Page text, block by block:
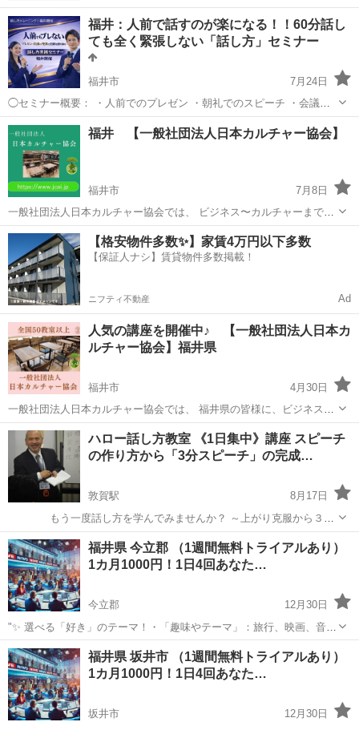
福井：人前で話すのが楽になる！！60分話し
ても全く緊張しない「話し方」セミナー
福井市
7月24日
◯セミナー概要： ・人前でのプレゼン ・朝礼でのスピーチ ・会議で
の発言 人前で話すときに、緊張して声が震えたり、体が固くなった
り、言いたいことが飛んでしまったりすることはありませんか？ これ
まで、人前で話...
福井 福井市 話し方 あがり症
福井 【一般社団法人日本カルチャー協会】
福井市
7月8日
一般社団法人日本カルチャー協会では、 ビジネス〜カルチャーまで、
福井の皆様に、 オンラインやオフラインの 様々な分野の講師が講座を
開講しております。 ◆【講座のご案内】 一般社団法人日本カルチャー
協会の ...
福井 福井市 生活知識 カルチャー
【格安物件多数✨】家賃4万円以下多数
【保証人ナシ】賃貸物件多数掲載！
ニフティ不動産 Ad
人気の講座を開催中♪ 【一般社団法人日本カ
ルチャー協会】福井県
福井市
4月30日
一般社団法人日本カルチャー協会では、 福井県の皆様に、ビジネス〜
カルチャーまで、様々な講座をオンライン・オフラインで開催してお
ります。 下記のURLをクリックすると、日程などの詳細情報を見るこ
とができ、 24時間ご予約...
福井 福井市 生活知識 オンライン
ハロー話し方教室 《1日集中》講座 スピーチ
の作り方から「3分スピーチ」の完成…
敦賀駅
8月17日
もう一度話し方を学んでみませんか？ ～上がり克服から３分
スピーチ作成法ま指導いたします～ ハロー話し方教室では下のイラス
ト図にあるように「解説→実習」を「わかるまで、できるまで」何回
も繰り返します。 結果、...
福井 敦賀市 敦賀駅 話し方 会議室
福井県 今立郡 （1週間無料トライアルあり）
1カ月1000円！1日4回あなた…
今立郡
12月30日
"✨ 選べる「好き」のテーマ！・「趣味やテーマ」：旅行、映画、音
楽、ペットなど、好きなものをもっと楽しめる情報をお届けします。
⏰ 1日4回のタイムリーな配信 7:00: 目覚めの1通で1日を元気にスター
ト！12:0...
福井 今立郡 その他 BTS
福井県 坂井市 （1週間無料トライアルあり）
1カ月1000円！1日4回あなた…
坂井市
12月30日